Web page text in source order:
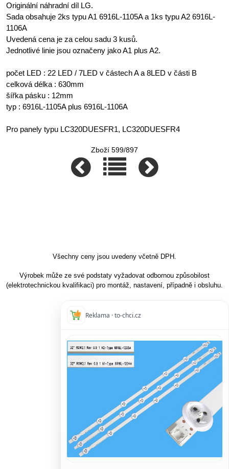
Originální náhradní díl LG.
Sada obsahuje 2ks typu A1 6916L-1105A a 1ks typu A2 6916L-
1106A
Uvedená cena je za celou sadu 3 kusů.
Jednotlivé linie jsou označeny jako A1 plus A2.
počet LED : 22 LED / 7LED v částech A a 8LED v části B
celková délka : 630mm
šířka pásku : 12mm
typ : 6916L-1105A plus 6916L-1106A
Pro panely typu LC320DUESFR1, LC320DUESFR4
Zboží 599/897
Všechny ceny jsou uvedeny včetně DPH.
Výrobek může ze své podstaty vyžadovat odbornou způsobilost
(elektrotechnickou kvalifikaci) pro montáž, nastavení, případně i obsluhu.
Reklama · to-chci.cz